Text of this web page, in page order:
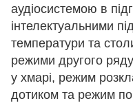
аудіосистемою в
інтелектуальними
температури та
режими другого
у хмарі, режим
дотиком та режим